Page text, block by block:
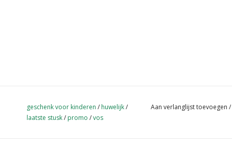
geschenk voor kinderen / huwelijk/
laatste stusk/ promo /vos
Aan verlanglijst toevoegen /